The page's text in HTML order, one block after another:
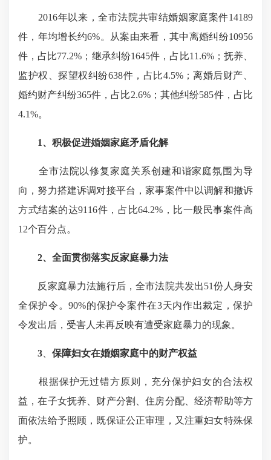
2016年以来，全市法院共审结婚姻家庭案件14189
件，年均增长约6%。从案由来看，其中离婚纠纷10956
件，占比77.2%；继承纠纷1645件，占比11.6%；抚养、
监护权、探望权纠纷638件，占比4.5%；离婚后财产、
婚约财产纠纷365件，占比2.6%；其他纠纷585件，占比
4.1%。
1、 积极促进婚姻家庭矛盾化解
全市法院以修复家庭关系创建和谐家庭氛围为导
向，努力搭建诉调对接平台，家事案件中以调解和撤诉
方式结案的达9116件，占比64.2%，比一般民事案件高
12个百分点。
2、 全面贯彻落实反家庭暴力法
反家庭暴力法施行后，全市法院共发出51份人身安
全保护令。90%的保护令案件在3天内作出裁定，保护
令发出后，受害人未再反映有遭受家庭暴力的现象。
3 保障妇女在婚姻家庭中的财产权益
根据保护无过错方原则，充分保护妇女的合法权
益，在子女抚养、财产分割、住房分配、经济帮助等方
面依法给予照顾，既保证公正审理，又注重妇女特殊保
护。